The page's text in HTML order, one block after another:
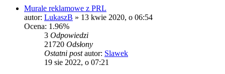
Murale reklamowe z PRL
autor: LukaszB » 13 kwie 2020, o 06:54
Ocena: 1.96%
3 Odpowiedzi
21720 Odsłony
Ostatni postautor: Slawek
19 sie 2022, o 07:21